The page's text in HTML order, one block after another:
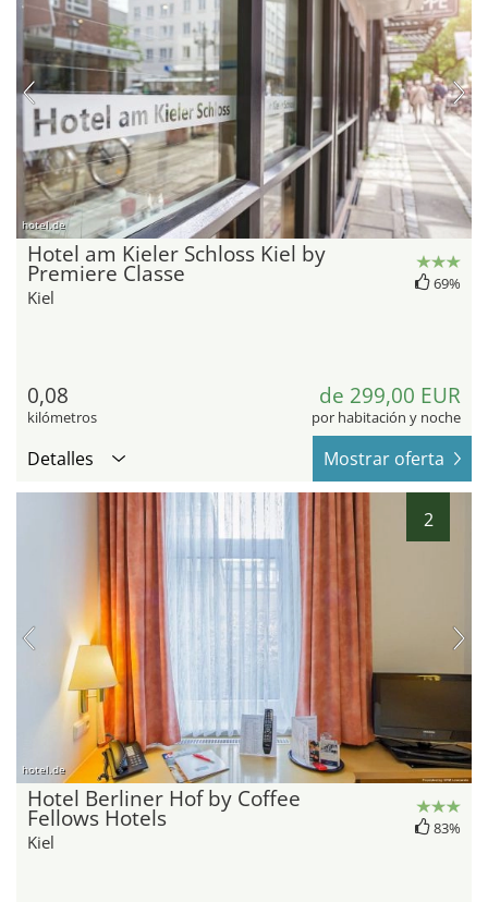
hotel.de
Hotel am Kieler Schloss Kiel by
Premiere Classe
Kiel
69%
0,08
kilómetros
de 299,00 EUR
por habitación y noche
Detalles Mostrar oferta
2
hotel.de
Hotel Berliner Hof by Coffee
Fellows Hotels
Kiel
83%